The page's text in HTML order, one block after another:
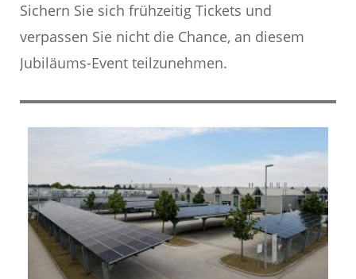
Sichern Sie sich frühzeitig Tickets und
verpassen Sie nicht die Chance, an diesem
Jubiläums-Event teilzunehmen.